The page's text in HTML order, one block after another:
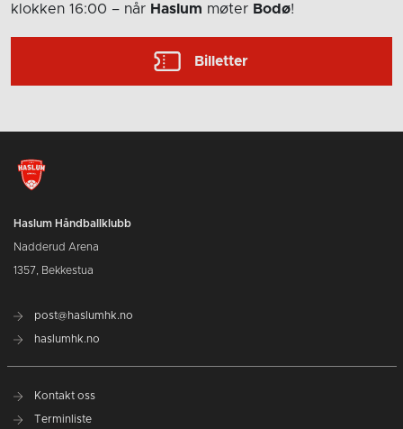
klokken 16:00 – når Haslum møter Bodø!
Billetter
Haslum Håndballklubb
Nadderud Arena
1357, Bekkestua
post@haslumhk.no
haslumhk.no
Kontakt oss
Terminliste